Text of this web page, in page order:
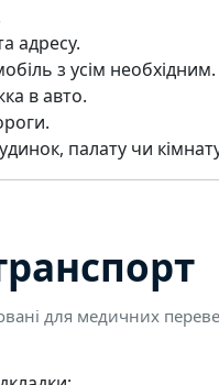
адресу.
з усім необхідним.
в авто.
палату чи
для медичних